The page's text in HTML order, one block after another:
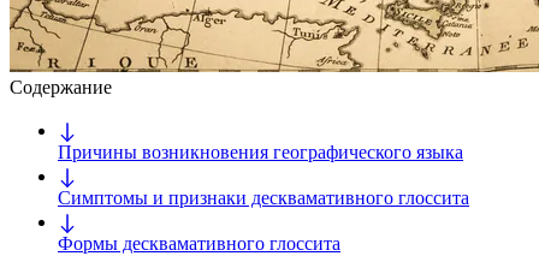
Содержание
Причины возникновения географического языка
Симптомы и признаки десквамативного глоссита
Формы десквамативного глоссита